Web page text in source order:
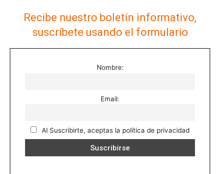
Recibe nuestro boletín informativo,
suscríbete usando el formulario
Nombre:
Email:
Al Suscribirte, aceptas la política de privacidad